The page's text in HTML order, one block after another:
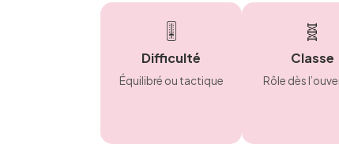
🎚️
Difficulté
Équilibré ou tactique
🧬
Classe
Rôle dès